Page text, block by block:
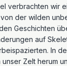
verbrachten wir
der wilden
Geschichten
auf
In
Zelt herum